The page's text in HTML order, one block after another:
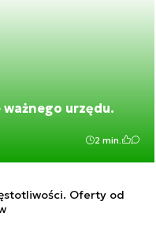
ważnego urzędu.
2 min.
Oferty od